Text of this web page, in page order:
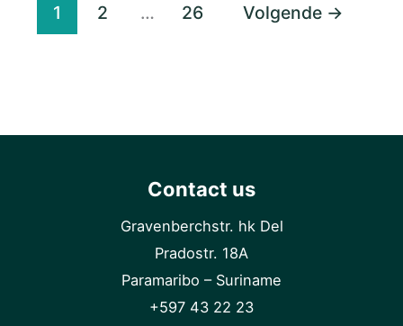
1 2 … 26 Volgende →
Contact us
Gravenberchstr. hk Del
Pradostr. 18A
Paramaribo – Suriname
+597 43 22 23